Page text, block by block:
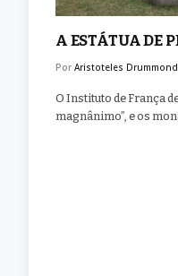
A ESTÁTUA DE
Por Aristoteles Drummond
O Instituto de França
magnânimo”, e os